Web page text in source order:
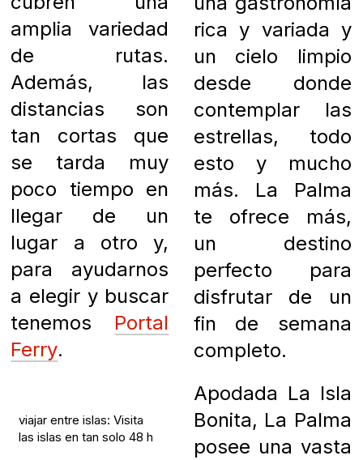
amplia variedad
de rutas.
Además, las
distancias son
tan cortas que
se tarda muy
poco tiempo en
llegar de un
lugar a otro y,
para ayudarnos
a elegir y buscar
tenemos Portal
Ferry.
viajar entre islas: Visita
las islas en tan solo 48 h
rica y variada y
un cielo limpio
desde donde
contemplar las
estrellas, todo
esto y mucho
más. La Palma
te ofrece más,
un destino
perfecto para
disfrutar de un
fin de semana
completo.
Apodada La Isla
Bonita, La Palma
posee una vasta